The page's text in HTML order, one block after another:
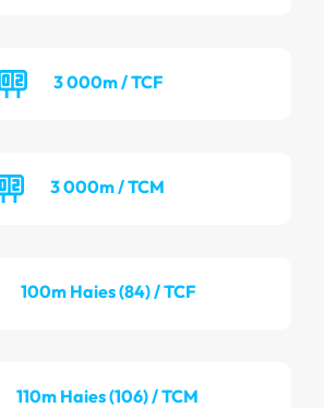
3 000m / TCF
3 000m / TCM
100m Haies (84) / TCF
110m Haies (106) / TCM